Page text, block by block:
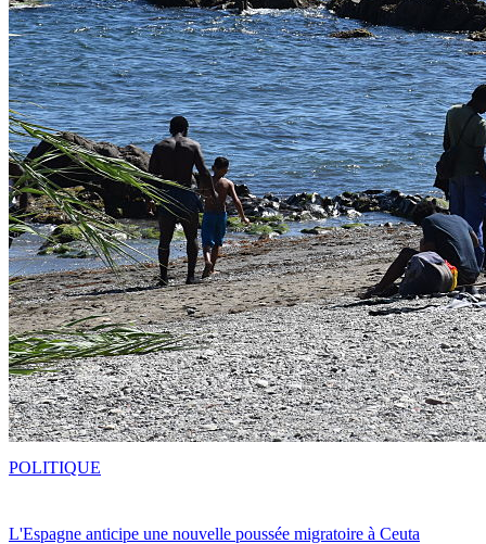
L'Espagne anticipe une nouvelle poussée migratoire à Ceuta
POLITIQUE